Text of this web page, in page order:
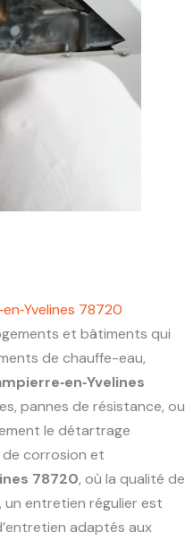
78720
et bâtiments qui
de chauffe-eau,
pannes de résistance, ou
le détartrage
corrosion et
78720, où la qualité de
un entretien régulier est
adaptés aux